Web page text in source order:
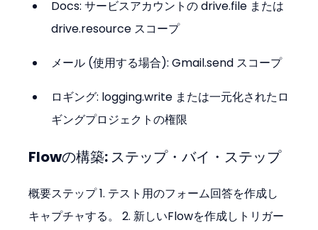
Docs: サービスアカウントの drive.file または
drive.resource スコープ
メール (使用する場合): Gmail.send スコープ
ロギング: logging.write または一元化されたロ
ギングプロジェクトの権限
Flowの構築: ステップ・バイ・ステップ
概要ステップ 1. テスト用のフォーム回答を作成し
キャプチャする。 2. 新しいFlowを作成しトリガー